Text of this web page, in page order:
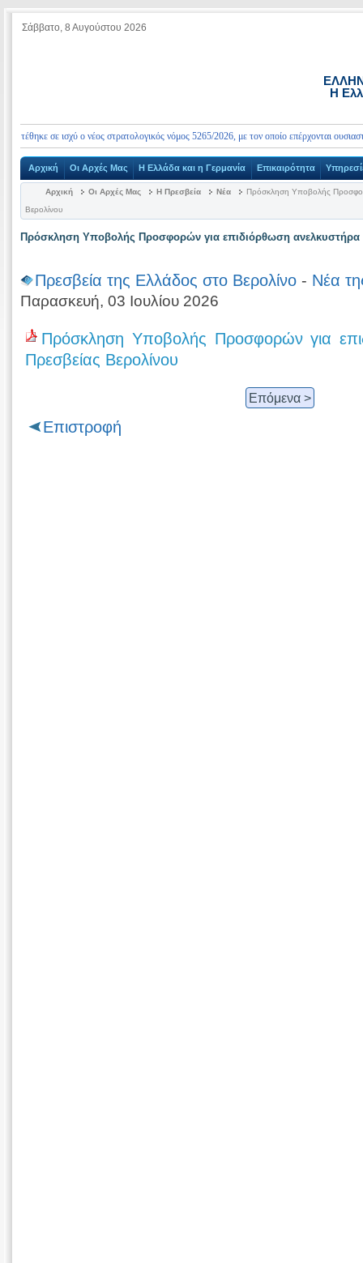
Σάββατο, 8 Αυγούστου 2026
Η
σε ισχύ ο νέος στρατολογικός νόμος 5265/2026, με τον οποίο επέρχονται
Αρχική Οι Αρχές Μας Η Ελλάδα και η Γερμανία Επικαιρότητα
Αρχική Οι Αρχές Μας Η Πρεσβεία Νέα
Πρόσκληση Υποβολής
Βερολίνου
Πρόσκληση Υποβολής Προσφορών για επιδιόρθωση ανελκυστήρα
Πρεσβεία της Ελλάδος στο Βερολίνο - Νέα
Παρασκευή, 03 Ιουλίου 2026
Πρόσκληση Υποβολής Προσφορών για
Πρεσβείας Βερολίνου
Επόμενα >
Επιστροφή